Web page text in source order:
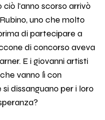
l'anno scorso arrivò
uno che molto
di partecipare a
di concorso aveva
E i giovanni artisti
vanno lì con
dissanguano per i loro